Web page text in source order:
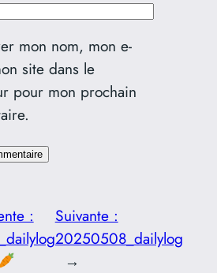
mon nom, mon e-
site dans le
pour mon prochain
:
Suivante :
20250508_dailylog
→